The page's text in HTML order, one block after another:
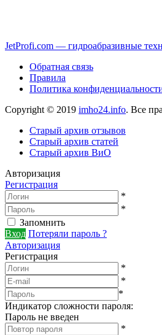
JetProfi.com — гидроабразивные
Обратная связь
Правила
Политика
Copyright © 2019 imho24.info. Все
Старый архив отзывов
Старый архив статей
Старый архив ВиО
Авторизация
Регистрация
*
*
Запомнить
Вход Потеряли пароль ?
Авторизация
Регистрация
*
*
*
Индикатор сложности пароля:
Пароль не введен
*